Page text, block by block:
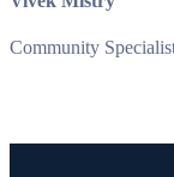
Community